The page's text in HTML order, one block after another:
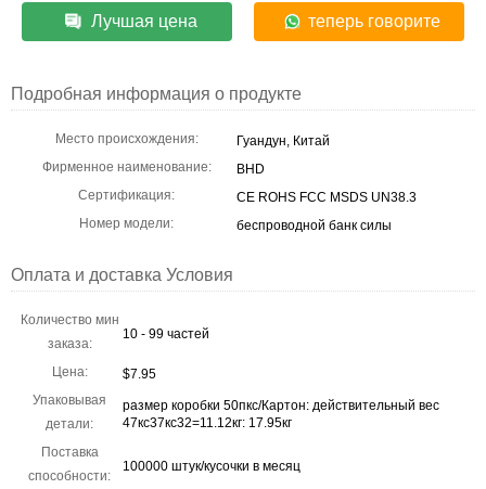
Лучшая цена теперь говорите
Подробная информация о продукте
Место происхождения:
Гуандун, Китай
Фирменное наименование:
BHD
Сертификация:
CE ROHS FCC MSDS UN38.3
Номер модели:
беспроводной банк силы
Оплата и доставка Условия
Количество мин
заказа:
10 - 99 частей
Цена:
$7.95
Упаковывая
детали:
размер коробки 50пкс/Картон: действительный вес
47кс37кс32=11.12кг: 17.95кг
Поставка
способности:
100000 штук/кусочки в месяц